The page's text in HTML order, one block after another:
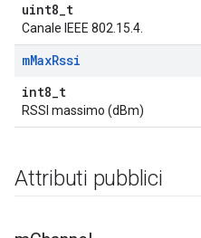
uint8_t
Canale IEEE 802.15.4.
mMaxRssi
int8_t
RSSI massimo (dBm)
Attributi pubblici